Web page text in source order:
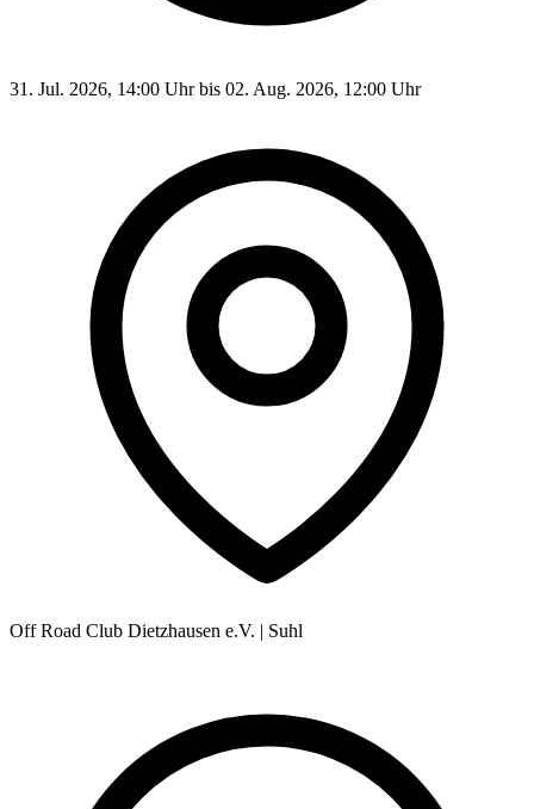
31. Jul. 2026, 14:00 Uhr bis 02. Aug. 2026, 12:00 Uhr
Off Road Club Dietzhausen e.V. | Suhl